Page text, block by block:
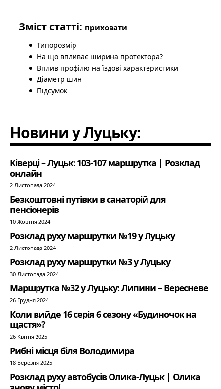
Зміст статті: приховати
Типорозмір
На що впливає ширина протектора?
Вплив профілю на їздові характеристики
Діаметр шин
Підсумок
Новини у Луцьку:
Ківерці – Луцьк: 103-107 маршрутка | Розклад
онлайн
2 Листопада 2024
Безкоштовні путівки в санаторій для
пенсіонерів
10 Жовтня 2024
Розклад руху маршрутки №19 у Луцьку
2 Листопада 2024
Розклад руху маршрутки №3 у Луцьку
30 Листопада 2024
Маршрутка №32 у Луцьку: Липини – Вересневе
26 Грудня 2024
Коли вийде 16 серія 6 сезону «Будиночок на
щастя»?
26 Квітня 2025
Рибні місця біля Володимира
18 Березня 2025
Розклад руху автобусів Олика-Луцьк | Олика